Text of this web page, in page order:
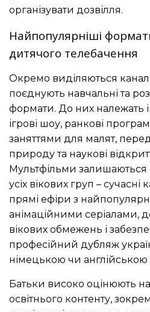
організувати дозвілля.
Найпопулярніші
дитячого телебачення
Окремо виділяються
поєднують навчальні та
формати. До них належать
ігрові шоу, ранкові
заняттями для малят,
природу та наукові
Мультфільми
усіх вікових груп – сучасні
прямі ефіри з
анімаційними серіалами,
вікових обмежень і
професійний дубляж
німецькою чи
Батьки високо оцінюють
освітнього контенту,